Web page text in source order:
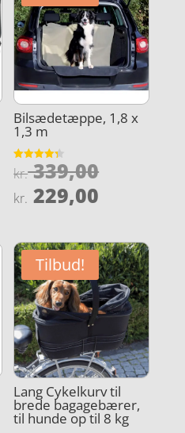
Bilsædetæppe, 1,8 x
1,3 m
Vurderet
4.3
kr.339,00Den
kr.
kr. 229,00
pris
er:
kr.
Tilbud!
Lang Cykelkurv til
brede bagagebærer,
til hunde op til 8 kg